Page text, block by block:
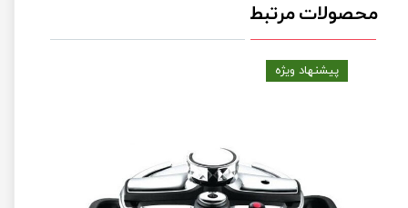
محصولات مرتبط
پیشنهاد ویژه